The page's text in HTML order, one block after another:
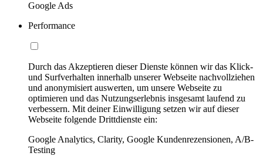
Google Ads
Performance
Durch das Akzeptieren dieser Dienste können wir das Klick-
und Surfverhalten innerhalb unserer Webseite nachvollziehen
und anonymisiert auswerten, um unsere Webseite zu
optimieren und das Nutzungserlebnis insgesamt laufend zu
verbessern. Mit deiner Einwilligung setzen wir auf dieser
Webseite folgende Drittdienste ein:
Google Analytics, Clarity, Google Kundenrezensionen, A/B-
Testing